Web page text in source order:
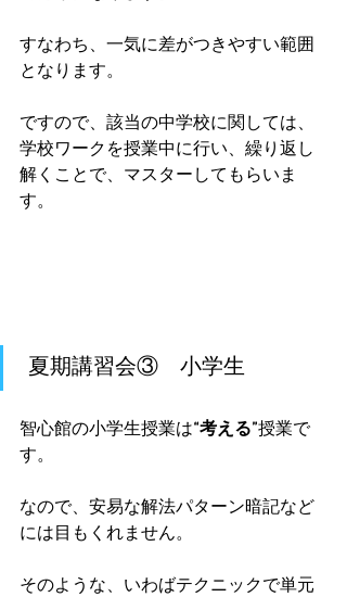
すなわち、一気に差がつきやすい範囲
となります。
ですので、該当の中学校に関しては、
学校ワークを授業中に行い、繰り返し
解くことで、マスターしてもらいま
す。
夏期講習会③　小学生
智心館の小学生授業は“考える”授業で
す。
なので、安易な解法パターン暗記など
には目もくれません。
そのような、いわばテクニックで単元